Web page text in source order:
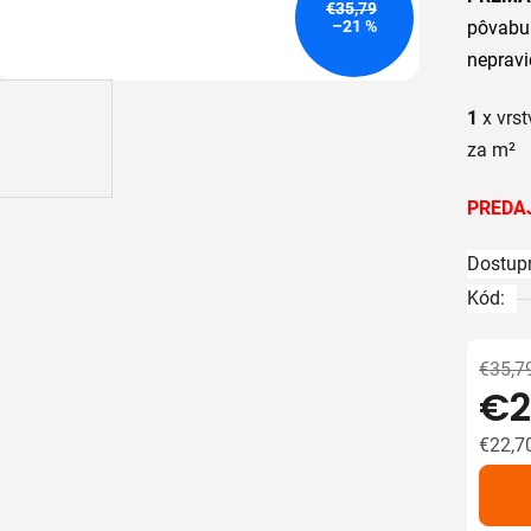
5,0
z
1 x
za m²
Kód:
€35,79
–21 %